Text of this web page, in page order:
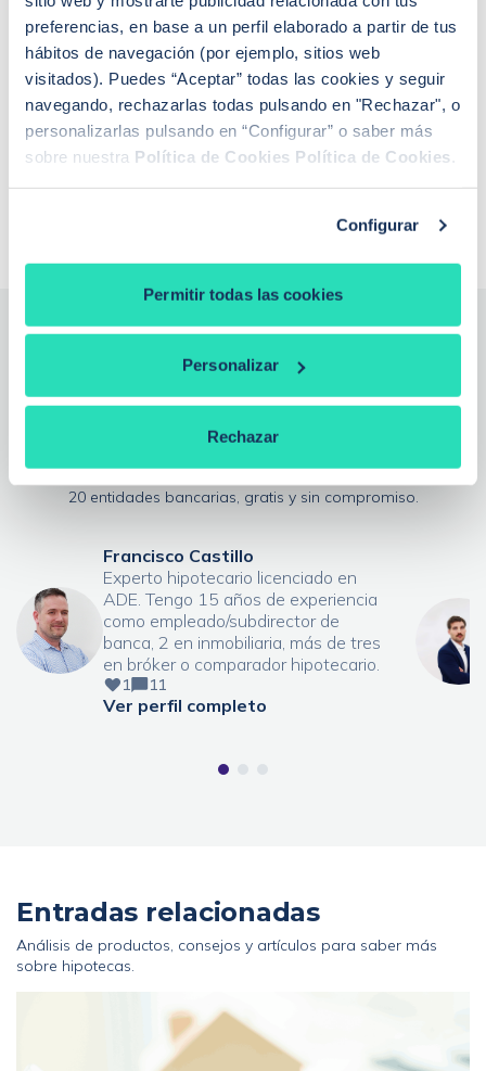
preferencias, en base a un perfil elaborado a partir de tus
hábitos de navegación (por ejemplo, sitios web
visitados). Puedes “Aceptar” todas las cookies y seguir
navegando, rechazarlas todas pulsando en "Rechazar", o
personalizarlas pulsando en “Configurar” o saber más
sobre nuestra Política de Cookies Política de Cookies .
Configurar
Permitir todas las cookies
Personalizar
Rechazar
¿Cómo funciona iAhorro?
¿Dónde puedo contactar con iAhorro?
¿Se puede tener dos hipotecas?
¿Se puede cambiar de banco teniendo una
hipoteca?
Si baja el euríbor, ¿baja la hipoteca?
¿Qué euríbor se aplica para revisar la hipoteca?
¿De qué depende la tasación de una vivienda?
¿Necesitas la ayuda de un
experto?
Nuestros expertos analizan tu caso, te explican todas las
ofertas y negocian por ti las mejores condiciones entre más de
20 entidades bancarias, gratis y sin compromiso.
Francisco Castillo
Experto hipotecario licenciado en
ADE. Tengo 15 años de experiencia
como empleado/subdirector de
banca, 2 en inmobiliaria, más de tres
en bróker o comparador hipotecario.
1 11
Ver perfil completo
Entradas relacionadas
Análisis de productos, consejos y artículos para saber más
sobre hipotecas.